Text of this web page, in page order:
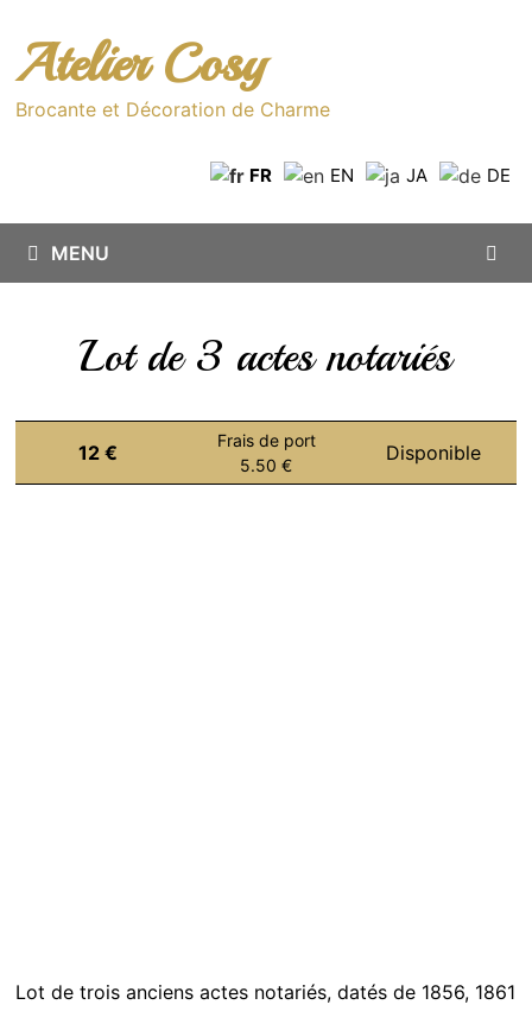
contenu
Atelier Cosy
Brocante et Décoration de Charme
FR EN JA DE
MENU
Lot de 3 actes notariés
12 €
Frais de port
5.50 €
Disponible
Lot de trois anciens actes notariés, datés de 1856, 1861